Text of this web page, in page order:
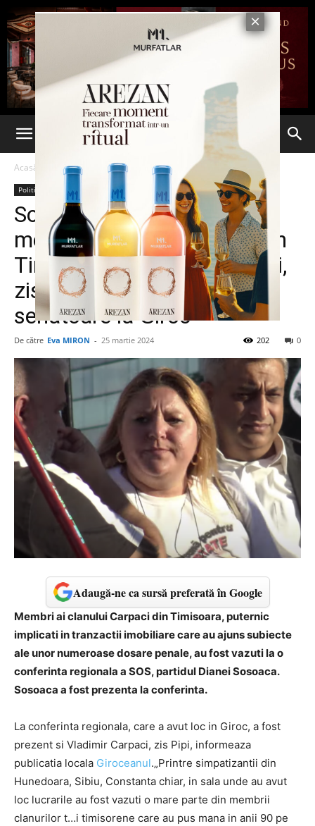
Acasă Politic
Politic Știri din România Ultima oră
Sosoaca, sustinuta de
membrii clanului Carpaci din
Timisoara. Vladimir Carpaci,
zis Pipi, prezent alaturi de
senatoare la Giroc
De către Eva MIRON - 25 martie 2024 0
202
Adaugă-ne ca sursă preferată în Google
Membri ai clanului Carpaci din Timisoara, puternic
implicati in tranzactii imobiliare care au ajuns subiecte
ale unor numeroase dosare penale, au fost vazuti la o
conferinta regionala a SOS, partidul Dianei Sosoaca.
Sosoaca a fost prezenta la conferinta.
La conferinta regionala, care a avut loc in Giroc, a fost
prezent si Vladimir Carpaci, zis Pipi, informeaza
publicatia locala Giroceanul.„Printre simpatizantii din
Hunedoara, Sibiu, Constanta chiar, in sala unde au avut
loc lucrarile au fost vazuti o mare parte din membrii
clanurilor t…i timisorene care au pus mana in anii 90 pe